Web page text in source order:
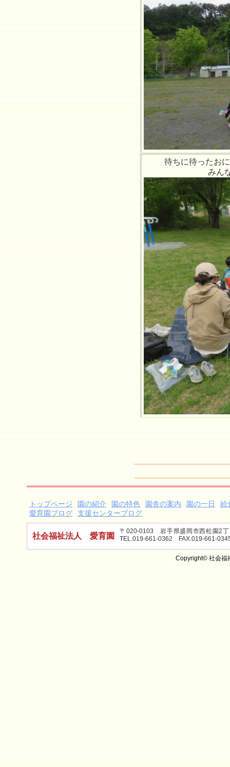
待ちに待ったお
みん
トップページ 園の紹介 園の特色 園舎の案内 園の一日
給
愛育園ブログ
支援センターブログ
社会福祉法人 愛育園
〒020-0103 岩手県盛岡市西松園
TEL.019-661-0362 FAX.019-661-
Copyright© 社会福